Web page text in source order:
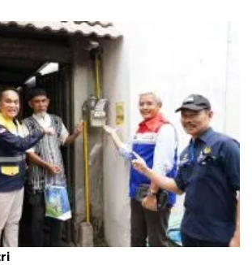
gas bumi aman selama